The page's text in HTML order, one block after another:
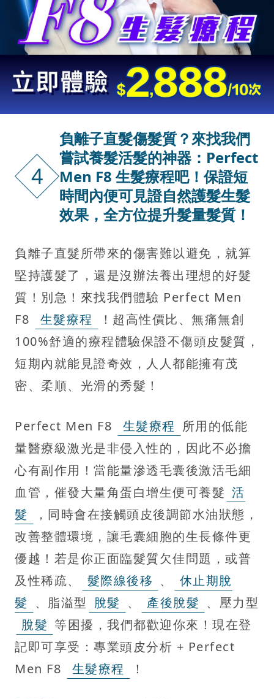
4
負離子直髮傷髮質？來找我們
嘗試養髮活髮的神器：Perfect
Men F8 生髮療程吧！保證短
時間內便可見證自然護髮生髮
效果，全方位提升髮量髮質！
負離子直髮所帶來的傷害難以避免，就算
堅持護髮了，還是沒辦法養出理想的好髮
質！別急！來找我們體驗 Perfect Men
F8
生髮療程
！超高性價比、無痛無創
100%舒適的療程體驗保證不傷頭皮髮質，
短期內就能見證奇效，人人都能擁有茂
密、柔順、光滑的秀髮！
Perfect Men F8 生髮療程 所用的低能
量醫療級激光是非侵入性的，因此不必擔
心有副作用！當能量滲透毛囊後激活毛細
血管，催發大量角蛋白增生便可養髮 活
髮
，同時會在接觸頭皮後調節水油狀態，
改善整體環境，讓毛囊細胞的生長條件更
優越！若是你正面臨髮質欠佳問題，或普
及性稀疏、
髮際線後移 、
休止期脫
髮 、脂溢型 脫髮 、 產後脫髮 、壓力型
脫髮 等困擾，我們都歡迎你來！現在登
記即可享受：專業頭皮分析 + Perfect
Men F8
生髮療程 ！